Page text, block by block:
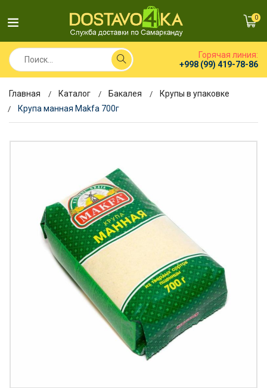
0
Горячая линия:
+998 (99) 419-78-86
Главная Каталог Бакалея
Крупы в упаковке
Крупа манная Makfa 700г